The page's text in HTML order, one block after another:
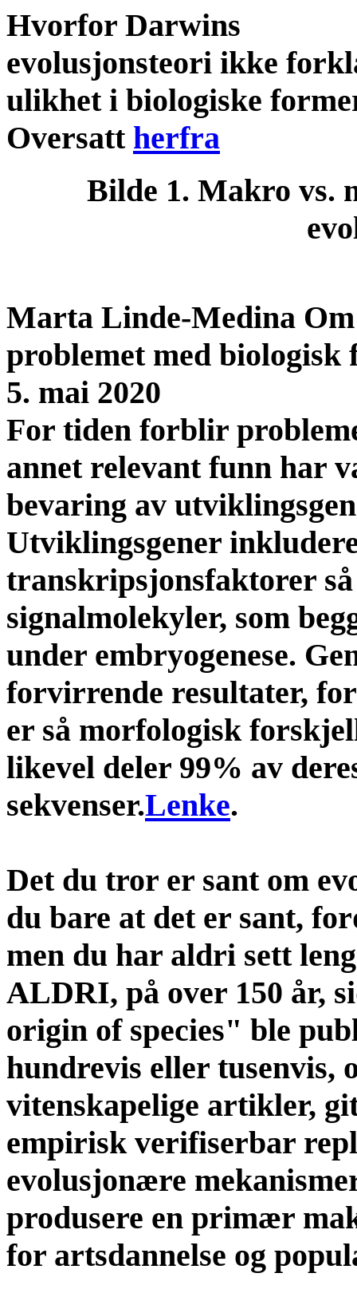
Hvorfor Darwins
evolusjonsteori ikke
ulikhet i biologiske
Oversatt herfra
Bilde 1. Makro vs.
Marta Linde-Medina Om
problemet med biologisk
5. mai 2020
For tiden forblir
annet relevant funn har
bevaring av
Utviklingsgener
transkripsjonsfaktorer
signalmolekyler, som
under embryogenese.
forvirrende resultater,
er så morfologisk
likevel deler 99% av
sekvenser.Lenke.
Det du tror er sant om
du bare at det er sant,
men du har aldri sett
ALDRI, på over 150 år,
origin of species" ble
hundrevis eller tusenvis,
vitenskapelige artikler,
empirisk verifiserbar
evolusjonære
produsere en primær
for artsdannelse og